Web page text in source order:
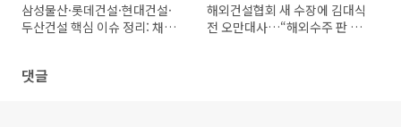
삼성물산·롯데건설·현대건설·
두산건설 핵심 이슈 정리: 채용·
해외건설협회 새 수장에 김대식
전 오만대사…“해외수주 판 넓
댓글